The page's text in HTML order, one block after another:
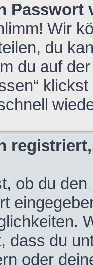
Passwort
Wir
du
du auf
ob du
dass du
oder